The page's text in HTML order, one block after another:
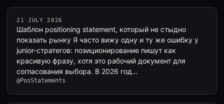
21 JULY 2026
Шаблон positioning statement, который не стыдно
показать рынку Я часто вижу одну и ту же ошибку у
junior-стратегов: позиционирование пишут как
красивую фразу, хотя это рабочий документ для
согласования выбора. В 2026 год…
@PosStatements